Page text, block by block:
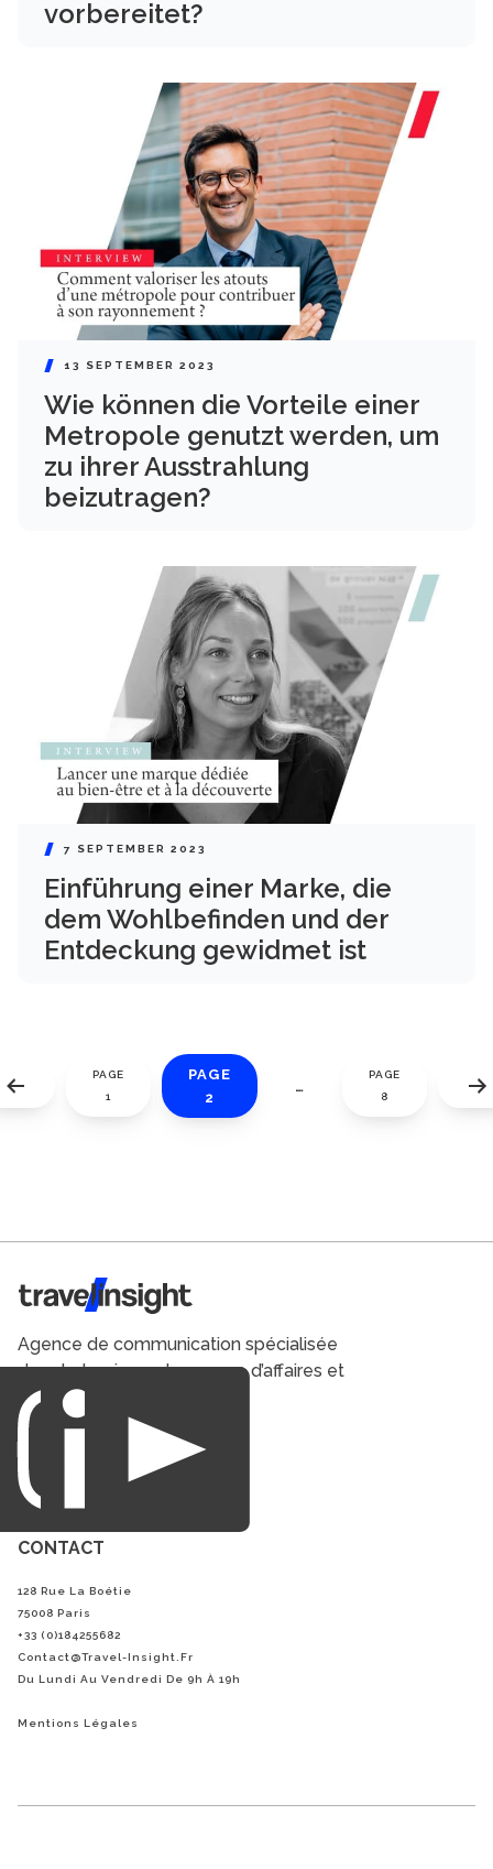
vorbereitet?
13 SEPTEMBER 2023
Wie können die Vorteile einer
Metropole genutzt werden, um
zu ihrer Ausstrahlung
beizutragen?
7 SEPTEMBER 2023
Einführung einer Marke, die
dem Wohlbefinden und der
Entdeckung gewidmet ist
PAGE
1
PAGE
2
…
PAGE
8
Travel Insight
Agence de communication spécialisée
dans le tourisme du voyage d’affaires et
du loisirs.
CONTACT
128 Rue La Boétie
75008 Paris
+33 (0)184255682
Contact@Travel-Insight.fr
Du Lundi Au Vendredi De 9h À 19h
Mentions Légales